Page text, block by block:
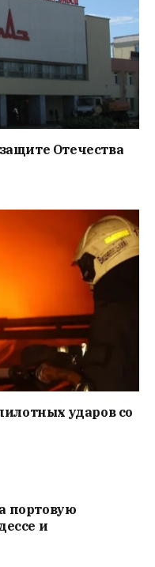
Отечества
ударов со
портовую
и